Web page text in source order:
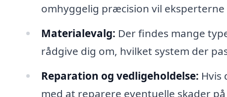
omhyggelig præcision vil
Materialevalg: Der findes mange
rådgive dig om, hvilket system der
Reparation og vedligeholdelse: Hvis
med at reparere eventuelle skader